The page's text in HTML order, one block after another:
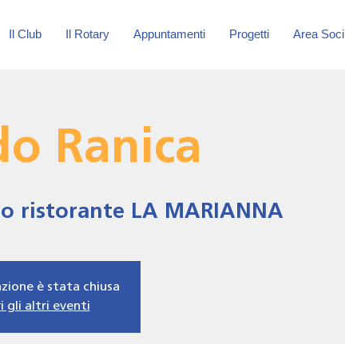
Il Club Il Rotary Appuntamenti Progetti Area Soci
Ranica
ristorante LA MARIANNA
è stata chiusa
gli altri eventi